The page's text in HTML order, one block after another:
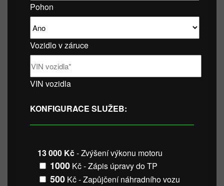
Pohon
Vozidlo v záruce
VIN vozidla
KONFIGURACE SLUŽEB:
13 000 Kč- Zvýšení výkonu motoru
1000 Kč - Zápis úpravy do TP
500 Kč - Zapůjčení náhradního vozu